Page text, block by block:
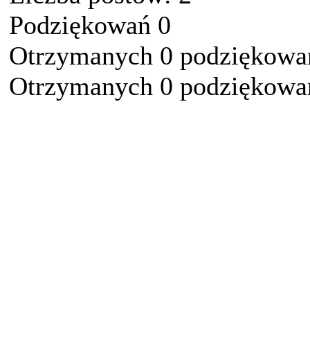
Podziękowań 0
Otrzymanych 0
Otrzymanych 0